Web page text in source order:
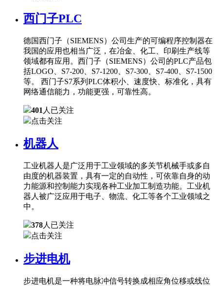
西门子PLC
德国西门子（SIEMENS）公司生产的可编程序控制器在
我国的应用也相当广泛，在冶金、化工、印刷生产线等
领域都有应用。西门子（SIEMENS）公司的PLC产品包
括LOGO、S7-200、S7-1200、S7-300、S7-400、S7-1500
等。 西门子S7系列PLC体积小、速度快、标准化，具有
网络通信能力，功能更强，可靠性高。
401 人已关注
点击关注
机器人
工业机器人是广泛用于工业领域的多关节机械手或多自
由度的机器装置，具有一定的自动性，可依靠自身的动
力能源和控制能力实现各种工业加工制造功能。工业机
器人被广泛应用于电子、物流、化工等各个工业领域之
中。
378人已关注
点击关注
步进电机
步进电机是一种将电脉冲信号转换成相应角位移或线位